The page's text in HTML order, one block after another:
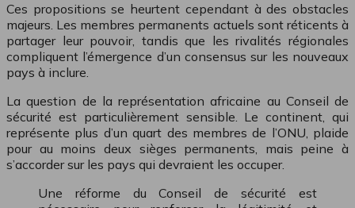
Ces propositions se heurtent cependant à des obstacles
majeurs. Les membres permanents actuels sont réticents à
partager leur pouvoir, tandis que les rivalités régionales
compliquent l’émergence d’un consensus sur les nouveaux
pays à inclure.
La question de la représentation africaine au Conseil de
sécurité est particulièrement sensible. Le continent, qui
représente plus d’un quart des membres de l’ONU, plaide
pour au moins deux sièges permanents, mais peine à
s’accorder sur les pays qui devraient les occuper.
Une réforme du Conseil de sécurité est